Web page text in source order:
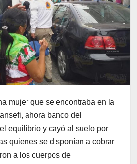
mujer que se encontraba en la
ahora banco del
equilibrio y cayó al suelo por
quienes se disponían a cobrar
a los cuerpos de